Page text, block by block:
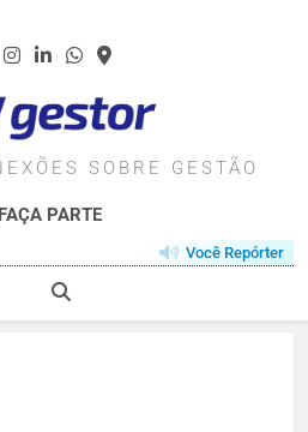
SOBRE GESTÃO
PARTE
Você Repórter